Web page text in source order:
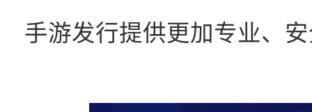
手游发行提供更加专业、